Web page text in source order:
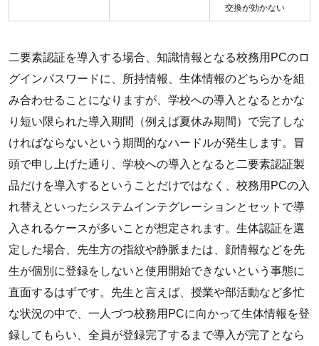
交換が効かない
二要素認証を導入する場合、知識情報となる校務用PCのロ
グインパスワードに、所持情報、生体情報のどちらかを組
み合わせることになりますが、学校への導入となるとかな
り短い限られた導入期間（例えば夏休み期間）で完了しな
ければならないという期間的なハードルが発生します。冒
頭で申し上げた通り、学校への導入となると二要素認証製
品だけを導入するということだけではなく、校務用PCの入
れ替えといったシステムインテグレーションとセットで導
入されるケースが多いことが想定されます。生体認証を選
定した場合、先生方の指紋や静脈または、顔情報などを先
生が個別に登録をしないと使用開始できないという事態に
直面するはずです。先生と言えば、授業や部活動など多忙
な状況の中で、一人づつ校務用PCに向かって生体情報を登
録してもらい、全員が登録完了するまで導入が完了となら